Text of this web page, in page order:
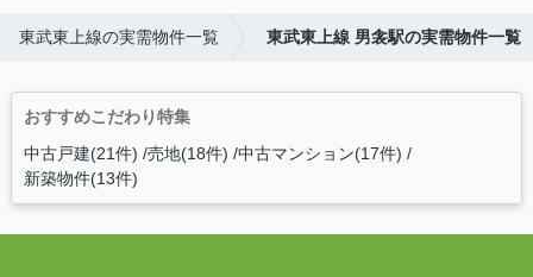
東武東上線の実需物件一覧 東武東上線 男衾駅の実需物件一覧
おすすめこだわり特集
中古戸建(21件) 売地(18件) 中古マンション(17件)
新築物件(13件)